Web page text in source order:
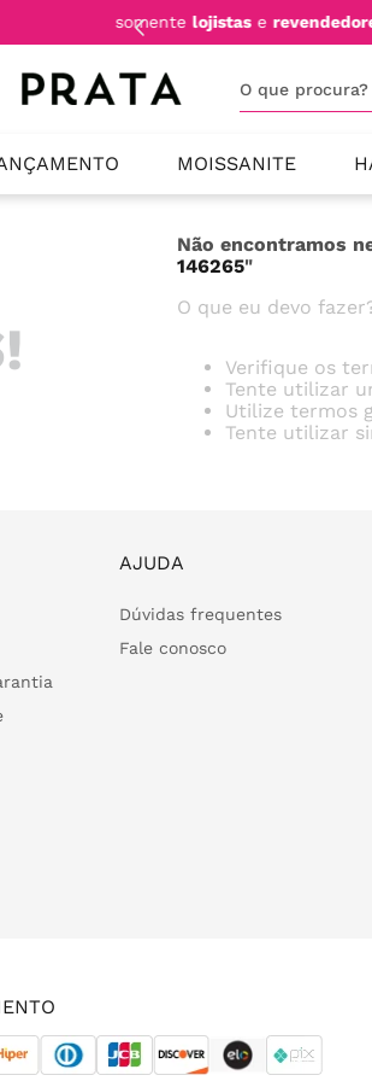
FRETE
MOISSANITE
Não encontramos
146265"
O que eu devo
Verifique os
Tente utilizar
Utilize termos
Tente utilizar
AJUDA
Dúvidas frequentes
Fale conosco